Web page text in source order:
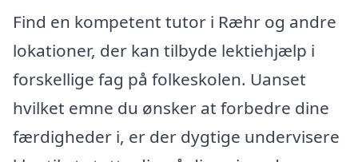
Find en kompetent tutor i Ræhr og andre
lokationer, der kan tilbyde lektiehjælp i
forskellige fag på folkeskolen. Uanset
hvilket emne du ønsker at forbedre dine
færdigheder i, er der dygtige undervisere